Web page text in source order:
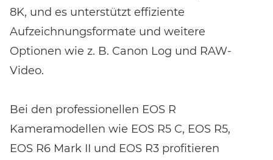
8K, und es unterstützt effiziente
Aufzeichnungsformate und weitere
Optionen wie z. B. Canon Log und RAW-
Video.
Bei den professionellen EOS R
Kameramodellen wie EOS R5 C, EOS R5,
EOS R6 Mark II und EOS R3 profitieren